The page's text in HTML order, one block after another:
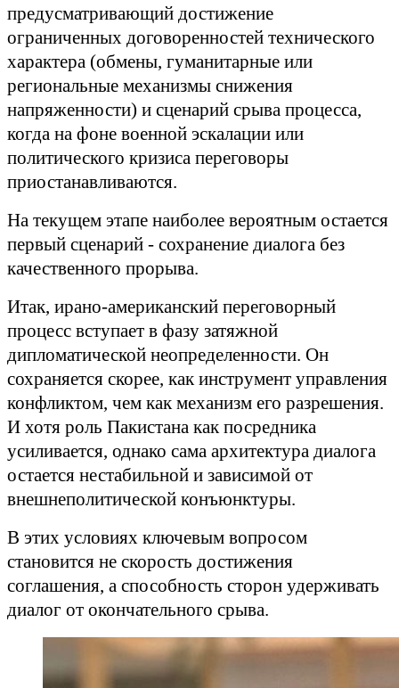
предусматривающий достижение
ограниченных договоренностей технического
характера (обмены, гуманитарные или
региональные механизмы снижения
напряженности) и сценарий срыва процесса,
когда на фоне военной эскалации или
политического кризиса переговоры
приостанавливаются.
На текущем этапе наиболее вероятным остается
первый сценарий - сохранение диалога без
качественного прорыва.
Итак, ирано-американский переговорный
процесс вступает в фазу затяжной
дипломатической неопределенности. Он
сохраняется скорее, как инструмент управления
конфликтом, чем как механизм его разрешения.
И хотя роль Пакистана как посредника
усиливается, однако сама архитектура диалога
остается нестабильной и зависимой от
внешнеполитической конъюнктуры.
В этих условиях ключевым вопросом
становится не скорость достижения
соглашения, а способность сторон удерживать
диалог от окончательного срыва.